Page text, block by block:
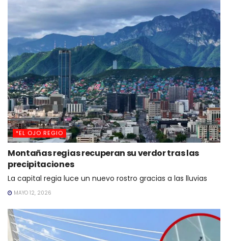
*EL OJO REGIO
Montañas regias recuperan su verdor tras las
precipitaciones
La capital regia luce un nuevo rostro gracias a las lluvias
MAYO 12, 2026